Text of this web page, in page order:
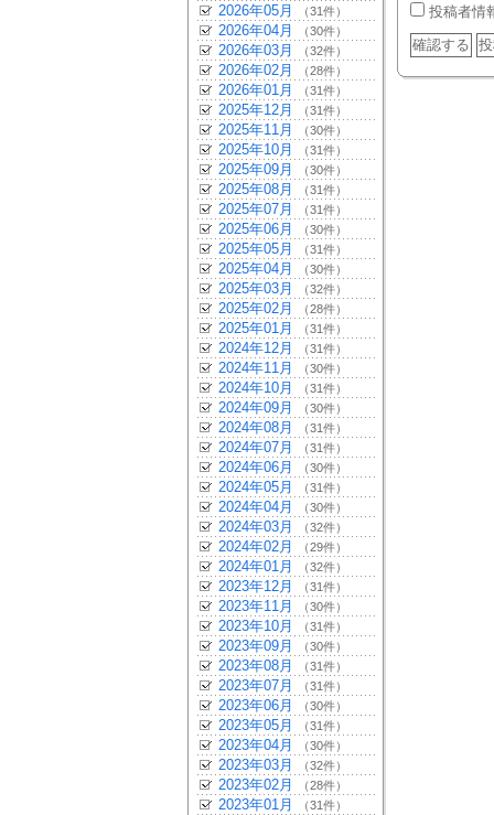
2026年05月 （31件）
2026年04月 （30件）
2026年03月 （32件）
2026年02月 （28件）
2026年01月 （31件）
2025年12月 （31件）
2025年11月 （30件）
2025年10月 （31件）
2025年09月 （30件）
2025年08月 （31件）
2025年07月 （31件）
2025年06月 （30件）
2025年05月 （31件）
2025年04月 （30件）
2025年03月 （32件）
2025年02月 （28件）
2025年01月 （31件）
2024年12月 （31件）
2024年11月 （30件）
2024年10月 （31件）
2024年09月 （30件）
2024年08月 （31件）
2024年07月 （31件）
2024年06月 （30件）
2024年05月 （31件）
2024年04月 （30件）
2024年03月 （32件）
2024年02月 （29件）
2024年01月 （32件）
2023年12月 （31件）
2023年11月 （30件）
2023年10月 （31件）
2023年09月 （30件）
2023年08月 （31件）
2023年07月 （31件）
2023年06月 （30件）
2023年05月 （31件）
2023年04月 （30件）
2023年03月 （32件）
2023年02月 （28件）
2023年01月 （31件）
投稿者情